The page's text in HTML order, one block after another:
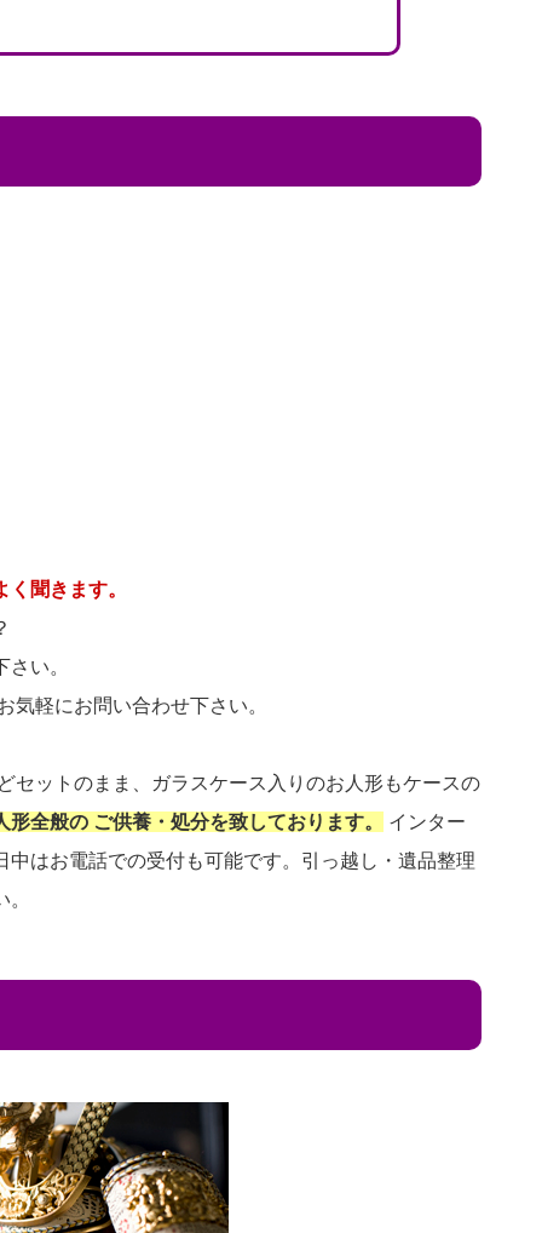
聞きます。
い。
軽にお問い合わせ下さい。
セットのまま、ガラスケース入りのお人形もケースの
形全般の ご供養・処分を致しております。
インター
はお電話での受付も可能です。引っ越し・遺品整理